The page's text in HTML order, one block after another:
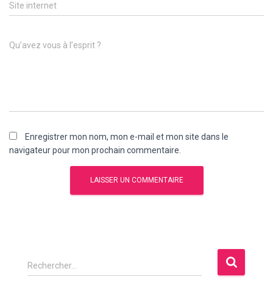
Site internet
Qu’avez vous à l’esprit ?
Enregistrer mon nom, mon e-mail et mon site dans le
navigateur pour mon prochain commentaire.
R
e
Rechercher…